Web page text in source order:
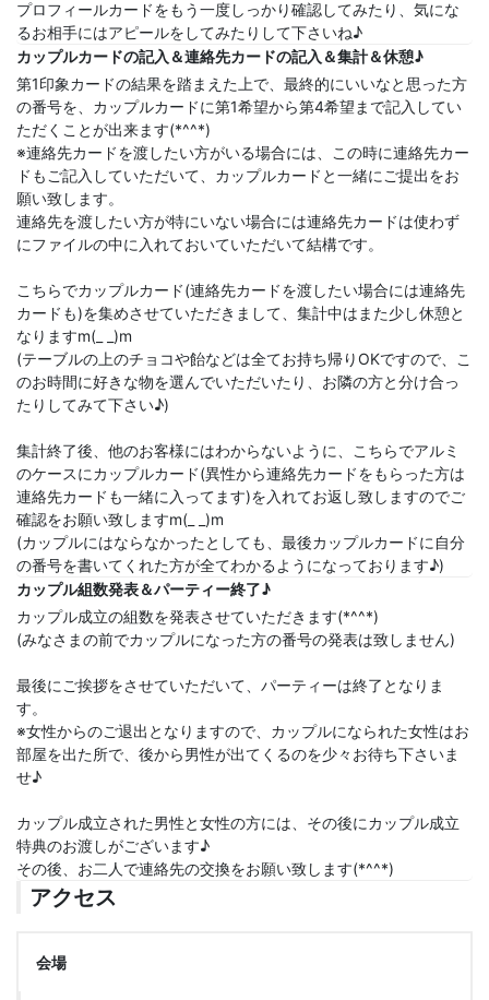
プロフィールカードをもう一度しっかり確認してみたり、気にな
るお相手にはアピールをしてみたりして下さいね♪
カップルカードの記入＆連絡先カードの記入＆集計＆休憩♪
第1印象カードの結果を踏まえた上で、最終的にいいなと思った方
の番号を、カップルカードに第1希望から第4希望まで記入してい
ただくことが出来ます(*^^*)
※連絡先カードを渡したい方がいる場合には、この時に連絡先カー
ドもご記入していただいて、カップルカードと一緒にご提出をお
願い致します。
連絡先を渡したい方が特にいない場合には連絡先カードは使わず
にファイルの中に入れておいていただいて結構です。
こちらでカップルカード(連絡先カードを渡したい場合には連絡先
カードも)を集めさせていただきまして、集計中はまた少し休憩と
なりますm(_ _)m
(テーブルの上のチョコや飴などは全てお持ち帰りOKですので、こ
のお時間に好きな物を選んでいただいたり、お隣の方と分け合っ
たりしてみて下さい♪)
集計終了後、他のお客様にはわからないように、こちらでアルミ
のケースにカップルカード(異性から連絡先カードをもらった方は
連絡先カードも一緒に入ってます)を入れてお返し致しますのでご
確認をお願い致しますm(_ _)m
(カップルにはならなかったとしても、最後カップルカードに自分
の番号を書いてくれた方が全てわかるようになっております♪)
カップル組数発表＆パーティー終了♪
カップル成立の組数を発表させていただきます(*^^*)
(みなさまの前でカップルになった方の番号の発表は致しません)
最後にご挨拶をさせていただいて、パーティーは終了となりま
す。
※女性からのご退出となりますので、カップルになられた女性はお
部屋を出た所で、後から男性が出てくるのを少々お待ち下さいま
せ♪
カップル成立された男性と女性の方には、その後にカップル成立
特典のお渡しがございます♪
その後、お二人で連絡先の交換をお願い致します(*^^*)
アクセス
会場